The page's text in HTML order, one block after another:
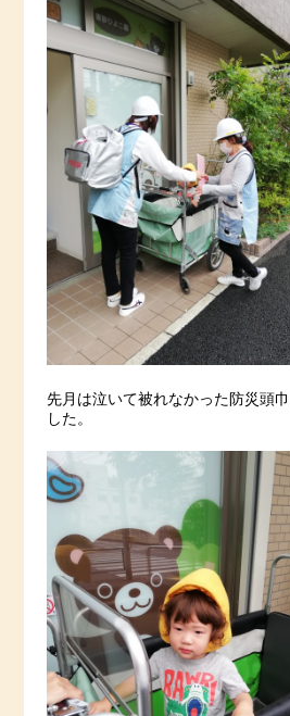
先月は泣いて被れなかった防災頭
した。